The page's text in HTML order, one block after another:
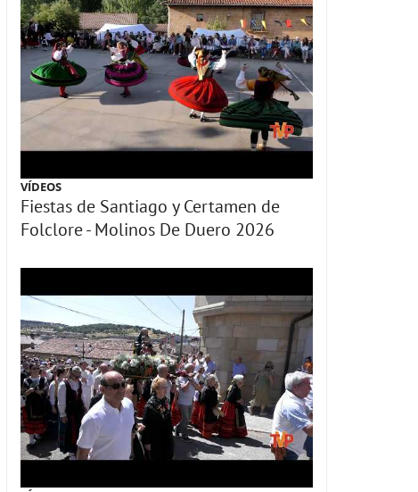
VÍDEOS
Fiestas de Santiago y Certamen de
Folclore - Molinos De Duero 2026